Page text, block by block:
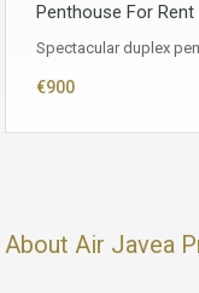
Penthouse For Rent
Spectacular duplex
€900
About Air Javea